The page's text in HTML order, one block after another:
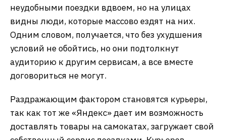
неудобными поездки вдвоем, но на улицах
видны люди, которые массово ездят на них.
Одним словом, получается, что без ухудшения
условий не обойтись, но они подтолкнут
аудиторию к другим сервисам, а все вместе
договориться не могут.
Раздражающим фактором становятся курьеры,
так как тот же «Яндекс» дает им возможность
доставлять товары на самокатах, загружает свой